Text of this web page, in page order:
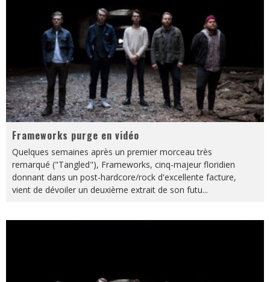
Frameworks purge en vidéo
Quelques semaines après un premier morceau très
remarqué ("Tangled"), Frameworks, cinq-majeur floridien
donnant dans un post-hardcore/rock d'excellente facture,
vient de dévoiler un deuxième extrait de son futu...